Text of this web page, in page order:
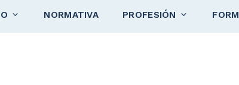
NORMATIVA PROFESIÓN